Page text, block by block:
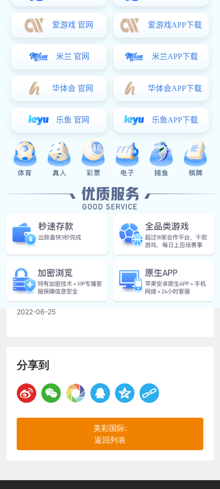
别是在潮湿环境下晶间腐蚀会使铸件变形、开裂、甚至破碎。
2、锌合金压铸孔洞引起：
主要是气孔和收缩机制，气孔往往是圆形，而收缩多数是不规则
形。
(1)气孔产生原因：
a金属液在充型、凝固过程中，由于气体侵入，导致铸件表面或
内部产生孔洞。
c合金液含气量过高，凝固时析出。
美彩国际: 压铸公司的成本论
美彩国际: 如何检验铝压铸件是否合格?
2022-06-25
分享到
美彩国际:
返回列表